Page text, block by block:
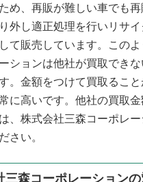
め、再販が難しい車でも
外し適正処理を行いリサ
て販売しています。この
ションは他社が買取できな
。金額をつけて買取るこ
に高いです。他社の買取
、株式会社三森コーポレ
さい。
三森コーポレーション